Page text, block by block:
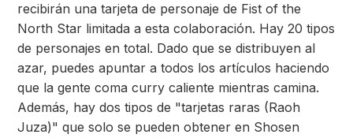
recibirán una tarjeta de personaje de Fist of the
North Star limitada a esta colaboración. Hay 20 tipos
de personajes en total. Dado que se distribuyen al
azar, puedes apuntar a todos los artículos haciendo
que la gente coma curry caliente mientras camina.
Además, hay dos tipos de "tarjetas raras (Raoh
Juza)" que solo se pueden obtener en Shosen